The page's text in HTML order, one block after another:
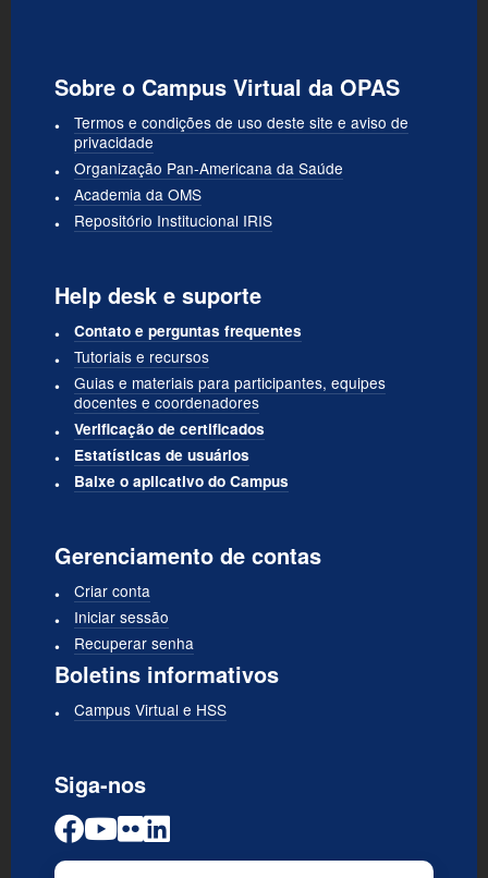
Sobre o Campus Virtual da OPAS
Termos e condições de uso deste site e aviso de
privacidade
Organização Pan-Americana da Saúde
Academia da OMS
Repositório Institucional IRIS
Help desk e suporte
Contato e perguntas frequentes
Tutoriais e recursos
Guias e materiais para participantes, equipes
docentes e coordenadores
Verificação de certificados
Estatísticas de usuários
Baixe o aplicativo do Campus
Gerenciamento de contas
Criar conta
Iniciar sessão
Recuperar senha
Boletins informativos
Campus Virtual e HSS
Siga-nos